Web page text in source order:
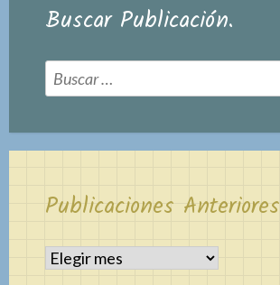
Buscar Publicación.
Buscar:
Publicaciones
Publicaciones